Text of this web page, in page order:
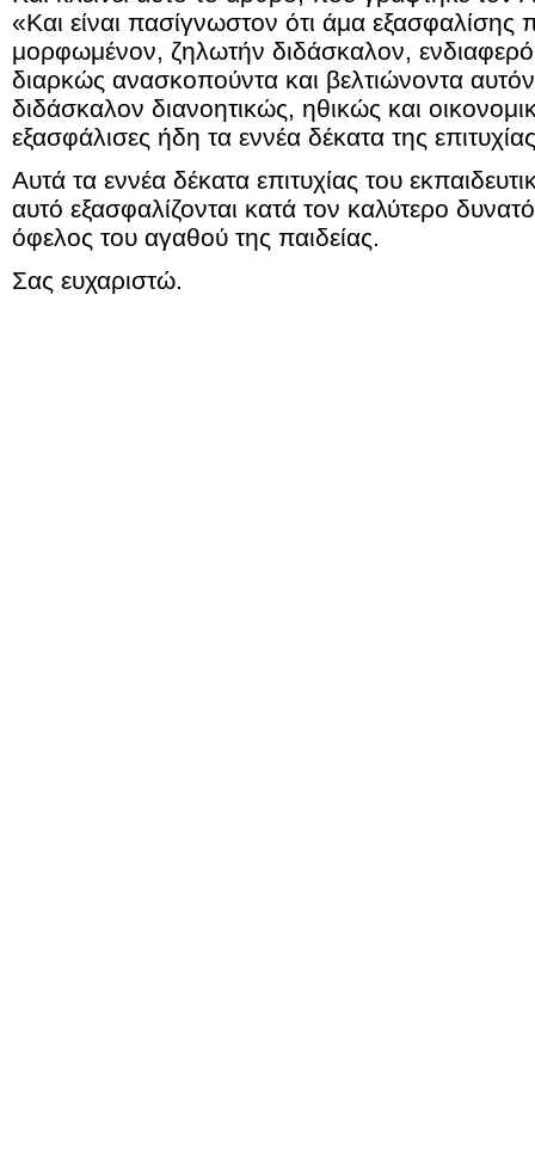
«Και είναι πασίγνωστον ότι άμα εξασφαλίσης
μορφωμένον, ζηλωτήν διδάσκαλον,
διαρκώς ανασκοπούντα και βελτιώνοντα
διδάσκαλον διανοητικώς, ηθικώς και
εξασφάλισες ήδη τα εννέα δέκατα της
Αυτά τα εννέα δέκατα επιτυχίας του
αυτό εξασφαλίζονται κατά τον καλύτερο
όφελος του αγαθού της παιδείας.
Σας ευχαριστώ.